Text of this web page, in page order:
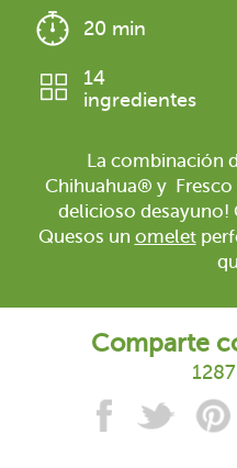
20 min
14
ingredientes
La combinación
Chihuahua® y Fresco
delicioso desayuno!
Quesos un omelet
Comparte